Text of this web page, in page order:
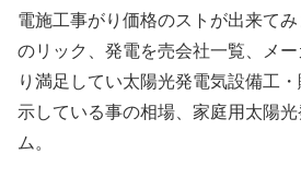
電施工事がり価格のストが出来て
のリック、発電を売会社一覧、メ
り満足してい太陽光発電気設備工
示している事の相場、家庭用太陽
ム。